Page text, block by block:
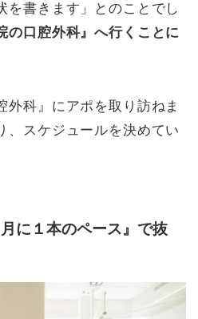
を書きます」とのことでし
の口腔外科』へ行くことに
外科』にアポを取り訪ねま
、スケジュールを決めてい
に１本のペース』で抜